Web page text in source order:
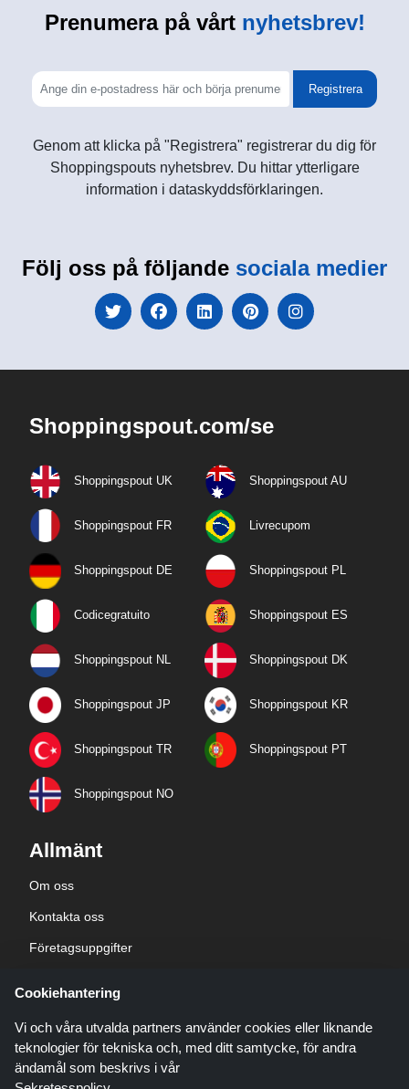
Prenumera på vårtnyhetsbrev!
Registrera
Genom att klicka på "Registrera" registrerar du dig för
Shoppingspouts nyhetsbrev. Du hittar ytterligare
information i dataskyddsförklaringen.
Följ oss på följande sociala medier
Shoppingspout.com/se
Shoppingspout UK Shoppingspout AU
Shoppingspout FR Livrecupom
Shoppingspout DE Shoppingspout PL
Codicegratuito Shoppingspout ES
Shoppingspout NL Shoppingspout DK
Shoppingspout JP Shoppingspout KR
Shoppingspout TR Shoppingspout PT
Shoppingspout NO
Allmänt
Om oss
Kontakta oss
Företagsuppgifter
Cookiehantering
Vi och våra utvalda partners använder cookies eller liknande
teknologier för tekniska och, med ditt samtycke, för andra
ändamål som beskrivs i vår